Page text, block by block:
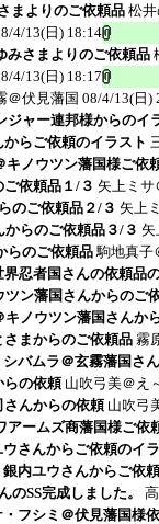
まよりのご依頼品 松井
4/13(日) 18:14
さまよりのご依頼品
4/13(日) 18:17
＠伏見藩国 08/4/13(日)
ャー連邦様からのイ
らご依頼のイラスト
ノウツン藩国様ご依
依頼品１/３ 矢上ミサ
のご依頼品２/３ 矢上
からのご依頼品３/３ 矢
らのご依頼品 駒地真子
忍者国さんの依頼品
ン藩国さんからのご
ノウツン藩国さんか
まからのご依頼品霧
バムラ＠玄霧藩国さ
の依頼 山吹弓美＠え
んからの依頼 山吹弓
アームズ商藩国様ご依
さんからご依頼のイ
内ユウさんからご依
SS完成しました。
フシミ＠伏見藩国様